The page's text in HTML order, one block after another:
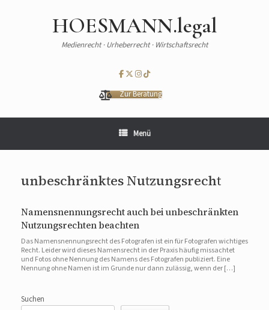
HOESMANN.legal
Medienrecht · Urheberrecht · Wirtschaftsrecht
Zur Beratung
Menü
unbeschränktes Nutzungsrecht
Namensnennungsrecht auch bei unbeschränkten
Nutzungsrechten beachten
Das Namensnennungsrecht des Fotografen ist ein für Fotografen wichtiges
Recht. Leider wird dieses Namensrecht in der Praxis häufig missachtet
und Fotos ohne Nennung des Namens des Fotografen publiziert. Eine
Nennung ohne Namen ist im Grunde nur dann zulässig, wenn der […]
Suchen